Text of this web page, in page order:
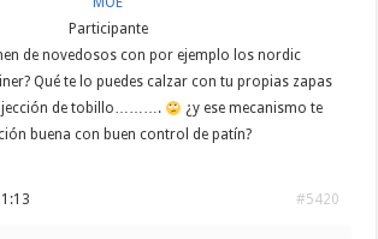
Participante
de novedosos con por ejemplo los nordic
Qué te lo puedes calzar con tu propias zapas
de tobillo……….
¿y ese mecanismo te
buena con buen control de patín?
#5420